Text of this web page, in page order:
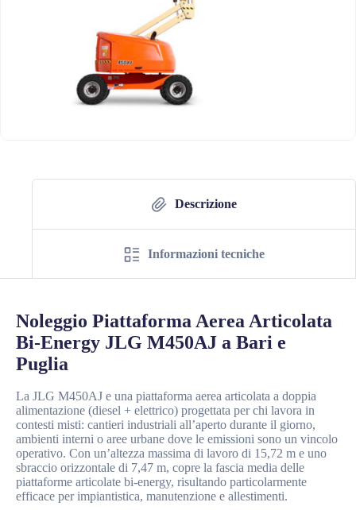
Descrizione
Informazioni tecniche
Noleggio Piattaforma Aerea Articolata
Bi-Energy JLG M450AJ a Bari e
Puglia
La JLG M450AJ e una piattaforma aerea articolata a doppia
alimentazione (diesel + elettrico) progettata per chi lavora in
contesti misti: cantieri industriali all’aperto durante il giorno,
ambienti interni o aree urbane dove le emissioni sono un vincolo
operativo. Con un’altezza massima di lavoro di 15,72 m e uno
sbraccio orizzontale di 7,47 m, copre la fascia media delle
piattaforme articolate bi-energy, risultando particolarmente
efficace per impiantistica, manutenzione e allestimenti.